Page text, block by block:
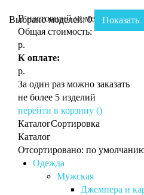
В настоящий момент ваша
Общая стоимость:
р.
К оплате:
р.
За один раз можно заказать
не более 5 изделий
перейти в корзину ()
КаталогСортировка
Каталог
Отсортировано: по
Одежда
Мужская
Джемпера и
Выбрано моделей:0